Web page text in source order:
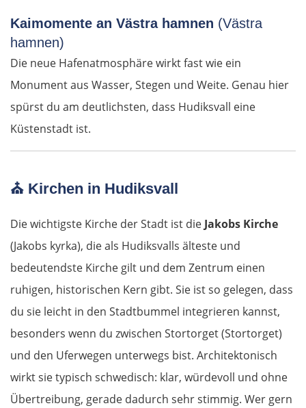
Kaimomente an Västra hamnen (Västra
hamnen)
Die neue Hafenatmosphäre wirkt fast wie ein
Monument aus Wasser, Stegen und Weite. Genau hier
spürst du am deutlichsten, dass Hudiksvall eine
Küstenstadt ist.
⛪ Kirchen in Hudiksvall
Die wichtigste Kirche der Stadt ist die Jakobs Kirche
(Jakobs kyrka), die als Hudiksvalls älteste und
bedeutendste Kirche gilt und dem Zentrum einen
ruhigen, historischen Kern gibt. Sie ist so gelegen, dass
du sie leicht in den Stadtbummel integrieren kannst,
besonders wenn du zwischen Stortorget (Stortorget)
und den Uferwegen unterwegs bist. Architektonisch
wirkt sie typisch schwedisch: klar, würdevoll und ohne
Übertreibung, gerade dadurch sehr stimmig. Wer gern
Forlì
Rimini
Pesaro
Vieste
Foggia
Pompeji
Neapel